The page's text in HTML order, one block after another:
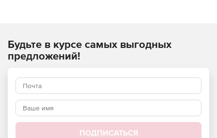
Будьте в курсе самых выгодных
предложений!
ПОДПИСАТЬСЯ